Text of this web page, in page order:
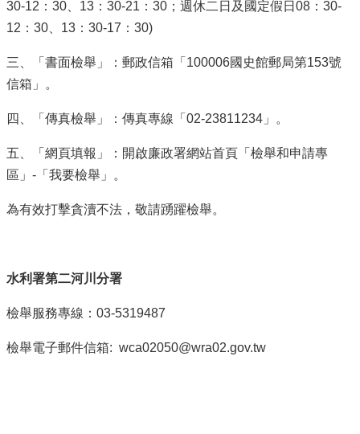
30-12：30、13：30-21：30；週休二日及國定假日08：30-
12：30、13：30-17：30)
三、「書面檢舉」：郵政信箱「100006國史館郵局第153號
信箱」。
四、「傳真檢舉」：傳真專線「02-23811234」。
五、「網頁填報」：開啟廉政署網站首頁「檢舉和申請專
區」-「我要檢舉」。
為有效打擊貪瀆不法，敬請踴躍檢舉。
水利署第二河川分署
檢舉服務專線：03-5319487
檢舉電子郵件信箱: wca02050@wra02.gov.tw